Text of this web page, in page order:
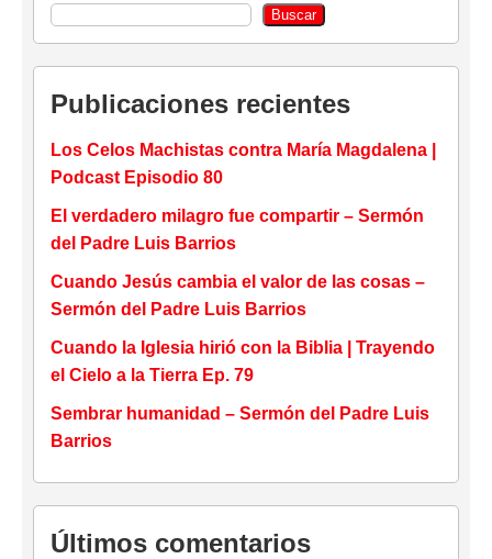
Buscar
Publicaciones recientes
Los Celos Machistas contra María Magdalena |
Podcast Episodio 80
El verdadero milagro fue compartir – Sermón
del Padre Luis Barrios
Cuando Jesús cambia el valor de las cosas –
Sermón del Padre Luis Barrios
Cuando la Iglesia hirió con la Biblia | Trayendo
el Cielo a la Tierra Ep. 79
Sembrar humanidad – Sermón del Padre Luis
Barrios
Últimos comentarios